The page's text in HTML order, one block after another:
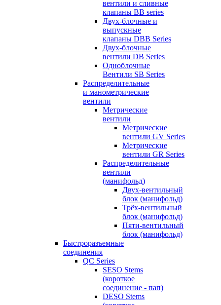
вентили и сливные
клапаны BB series
Двух-блочные и
выпускные
клапаны DBB Series
Двух-блочные
вентили DB Series
Одноблочные
Вентили SB Series
Распределительные
и манометрические
вентили
Метрические
вентили
Метрические
вентили GV Series
Метрические
вентили GR Series
Распределительные
вентили
(манифольд)
Двух-вентильный
блок (манифольд)
Трёх-вентильный
блок (манифольд)
Пяти-вентильный
блок (манифольд)
Быстроразъемные
соединения
QC Series
SESO Stems
(короткое
соединение - пап)
DESO Stems